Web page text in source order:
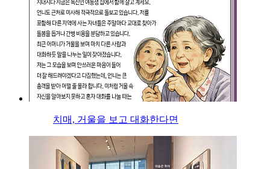
치매, 거울을 보고 대화한다면